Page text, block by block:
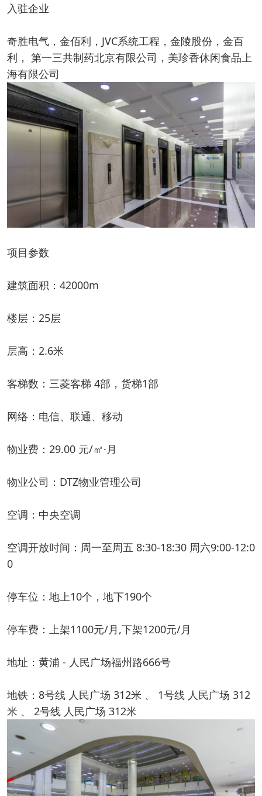
入驻企业
奇胜电气，金佰利，JVC系统工程，金陵股份，金百
利， 第一三共制药北京有限公司，美珍香休闲食品上
海有限公司
项目参数
建筑面积：42000m
楼层：25层
层高：2.6米
客梯数：三菱客梯 4部，货梯1部
网络：电信、联通、移动
物业费：29.00 元/㎡·月
物业公司：DTZ物业管理公司
空调：中央空调
空调开放时间：周一至周五 8:30-18:30 周六9:00-12:0
0
停车位：地上10个，地下190个
停车费：上架1100元/月,下架1200元/月
地址：黄浦 - 人民广场福州路666号
地铁：8号线 人民广场 312米 、 1号线 人民广场 312
米 、 2号线 人民广场 312米